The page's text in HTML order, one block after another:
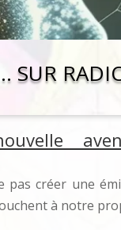
SUR
pas créer une
à notre